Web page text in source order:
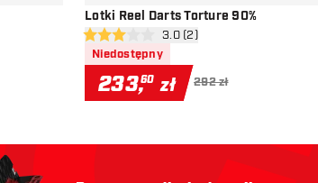
Lotki Reel Darts Torture 90%
otwórz panel recenzji
3 gwiazdki oceny3.0 (2)
Niedostępny
233,60 zł 292 zł